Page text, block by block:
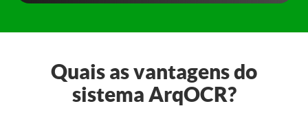
Quais as vantagens do
sistema ArqOCR?